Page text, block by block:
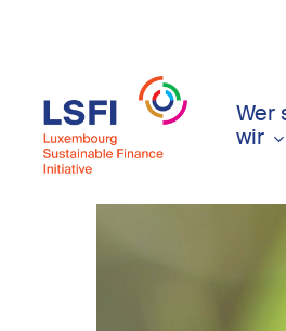
content
Wer
wir